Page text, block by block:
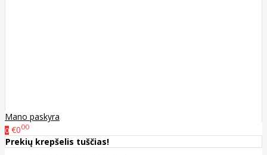
Mano paskyra
0 €000
Prekių krepšelis tuščias!